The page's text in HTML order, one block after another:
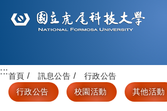
:::首頁 訊息公告
行政公告
行政公告
校園活動 其他活動